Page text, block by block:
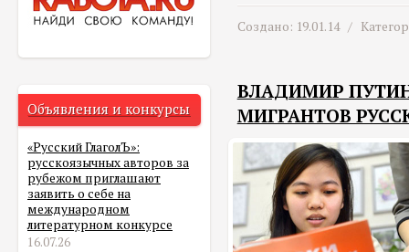
Объявления и конкурсы
«Русский ГлаголЪ»:
русскоязычных авторов за
рубежом приглашают
заявить о себе на
международном
литературном конкурсе
16.07.26
Создано: 19.01.14 /
ВЛАДИМИР
МИГРАНТОВ